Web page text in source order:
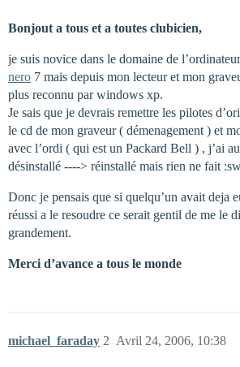
Bonjout a tous et a toutes clubicien,
je suis novice dans le domaine de
nero 7 mais depuis mon lecteur et mon
plus reconnu par windows xp.
Je sais que je devrais remettre les pilotes
le cd de mon graveur ( démenagement ) et
avec l’ordi ( qui est un Packard Bell ) , j’ai
désinstallé ----> réinstallé mais rien ne fait
Donc je pensais que si quelqu’un avait deja
réussi a le resoudre ce serait gentil de me le
grandement.
Merci d’avance a tous le monde
michael_faraday Avril 24, 2006, 10:38
2